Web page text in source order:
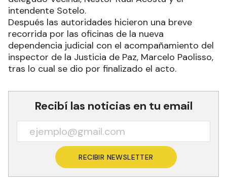
intendente Sotelo.
Después las autoridades hicieron una breve
recorrida por las oficinas de la nueva
dependencia judicial con el acompañamiento del
inspector de la Justicia de Paz, Marcelo Paolisso,
tras lo cual se dio por finalizado el acto.
Recibí las noticias en tu email
RECIBIR NEWSLETTER